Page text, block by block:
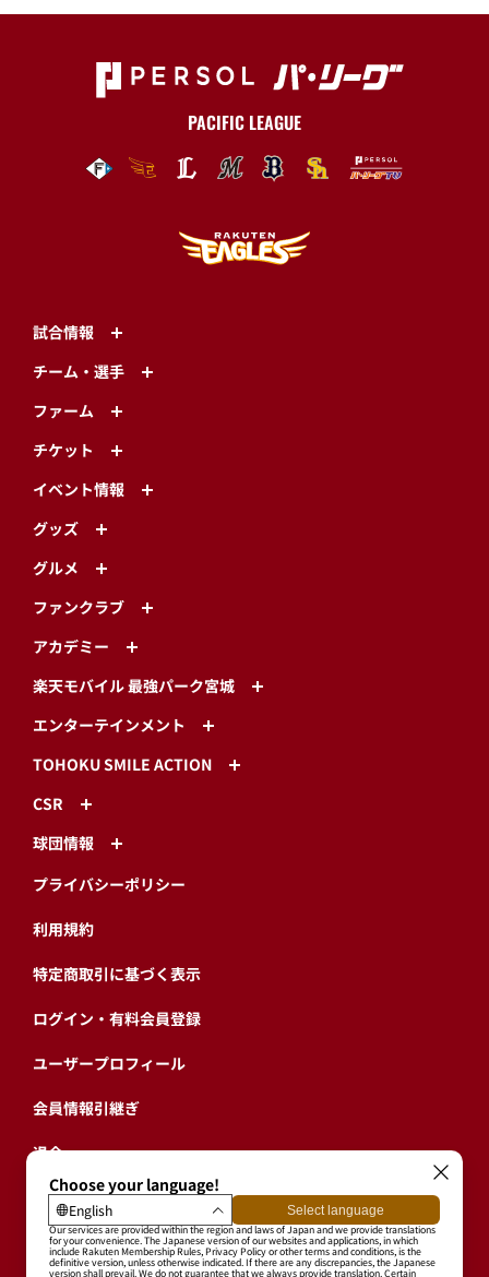
PACIFIC LEAGUE
試合情報
チーム・選手
ファーム
チケット
イベント情報
グッズ
グルメ
ファンクラブ
アカデミー
楽天モバイル 最強パーク宮城
エンターテインメント
TOHOKU SMILE ACTION
CSR
球団情報
プライバシーポリシー
利用規約
特定商取引に基づく表示
ログイン・有料会員登録
ユーザープロフィール
会員情報引継ぎ
退会
東北楽天ゴールデンイーグルス公式サイト
Copyright © RAKUTEN BASEBALL, INC. All Rights Reserved.